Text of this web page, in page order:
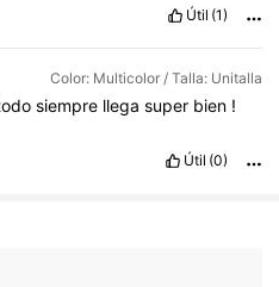
Útil (1)
Color: Multicolor / Talla: Unitalla
siempre llegasuper bien !
Útil (0)